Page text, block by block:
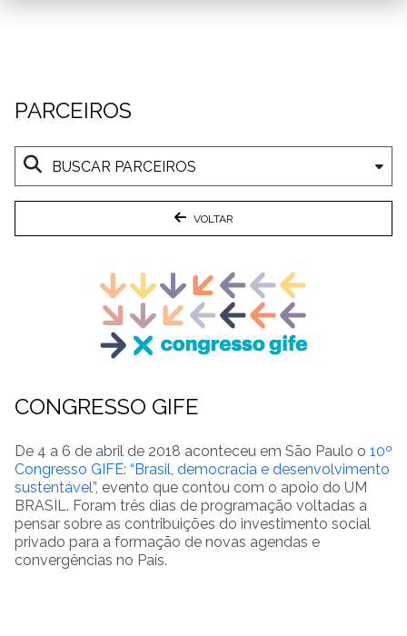
PARCEIROS
VOLTAR
CONGRESSO GIFE
De 4 a 6 de abril de 2018 aconteceu em São Paulo o 10º
Congresso GIFE: “Brasil, democracia e desenvolvimento
sustentável”, evento que contou com o apoio do UM
BRASIL. Foram três dias de programação voltadas a
pensar sobre as contribuições do investimento social
privado para a formação de novas agendas e
convergências no País.